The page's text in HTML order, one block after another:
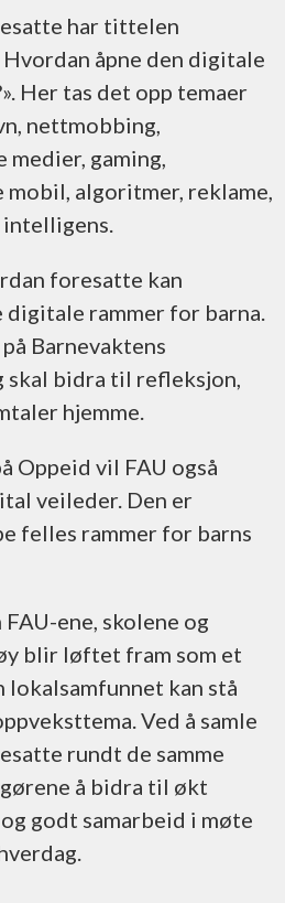
har tittelen
åpne den digitale
Her tas det opp temaer
nettmobbing,
gaming,
algoritmer, reklame,
foresatte kan
digitale rammer for barna.
Barnevaktens
skal bidra til refleksjon,
hjemme.
Oppeid vil FAU også
veileder. Den er
felles rammer for barns
ene, skolene og
blir løftet fram som et
lokalsamfunnet kan stå
Ved å samle
rundt de samme
å bidra til økt
godt samarbeid i møte